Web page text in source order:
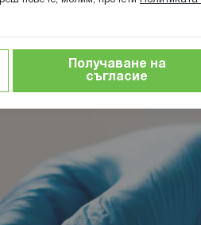
Получаване на
съгласие